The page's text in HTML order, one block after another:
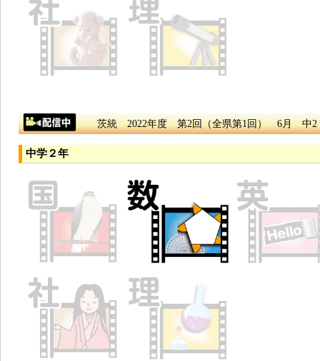
茨統 2022年度 第2回（全県第1回） 6月 中2
中学２年